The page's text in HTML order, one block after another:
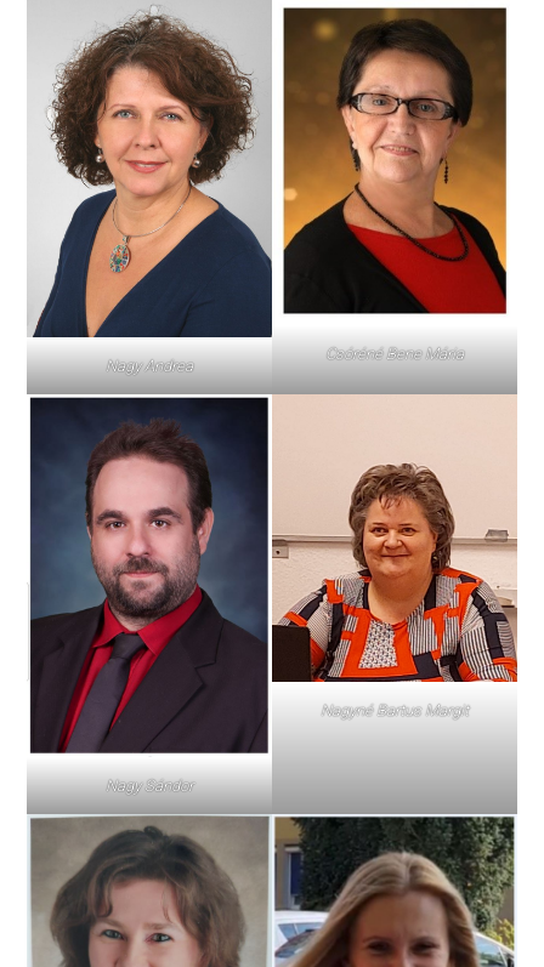
Nagy Andrea
Csóréné Bene Mária
Nagy Sándor
Nagyné Bartus Margit